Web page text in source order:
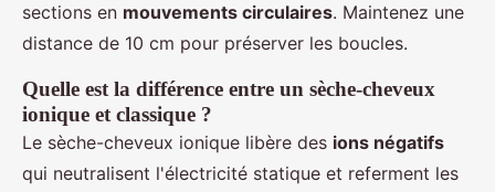
sections en mouvements circulaires. Maintenez une
distance de 10 cm pour préserver les boucles.
Quelle est la différence entre un sèche-cheveux
ionique et classique ?
Le sèche-cheveux ionique libère des ions négatifs
qui neutralisent l'électricité statique et referment les